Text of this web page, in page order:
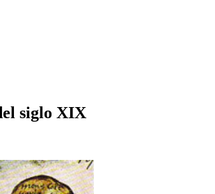
siglo XIX